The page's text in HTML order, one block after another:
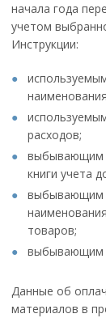
начала года
учетом
Инструкции:
расходов;
выбывающим
книги учета
выбывающим
товаров;
выбывающим
Данные об
материалов в